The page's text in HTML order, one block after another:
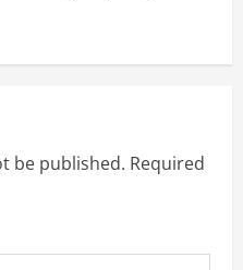
be published. Required